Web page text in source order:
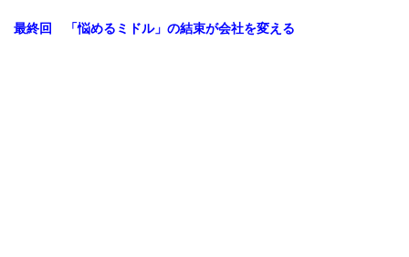
最終回 「悩める ミドル」の結束が会社を変える